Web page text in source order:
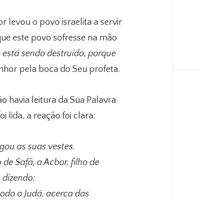
levou o povo israelita a servir
este povo sofresse na mão
está sendo destruído, porque
pela boca do Seu profeta.
havia leitura da Sua Palavra.
lida, a reação foi clara:
as suas vestes.
Safã, a Acbor, filho de
dizendo:
o Judá, acerca das